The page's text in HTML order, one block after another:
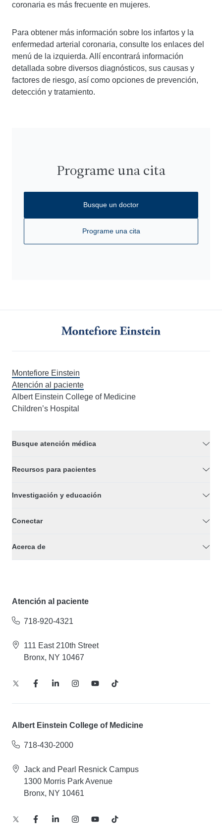
coronaria es más frecuente en mujeres.
Para obtener más información sobre los infartos y la
enfermedad arterial coronaria, consulte los enlaces del
menú de la izquierda. Allí encontrará información
detallada sobre diversos diagnósticos, sus causas y
factores de riesgo, así como opciones de prevención,
detección y tratamiento.
Programe una cita
Busque un doctor
Programe una cita
Montefiore Einstein
Atención al paciente
Albert Einstein College of Medicine
Children’s Hospital
Busque atención médica
Recursos para pacientes
Investigación y educación
Conectar
Acerca de
Atención al paciente
718-920-4321
111 East 210th Street
Bronx, NY 10467
Albert Einstein College of Medicine
718-430-2000
Jack and Pearl Resnick Campus
1300 Morris Park Avenue
Bronx, NY 10461